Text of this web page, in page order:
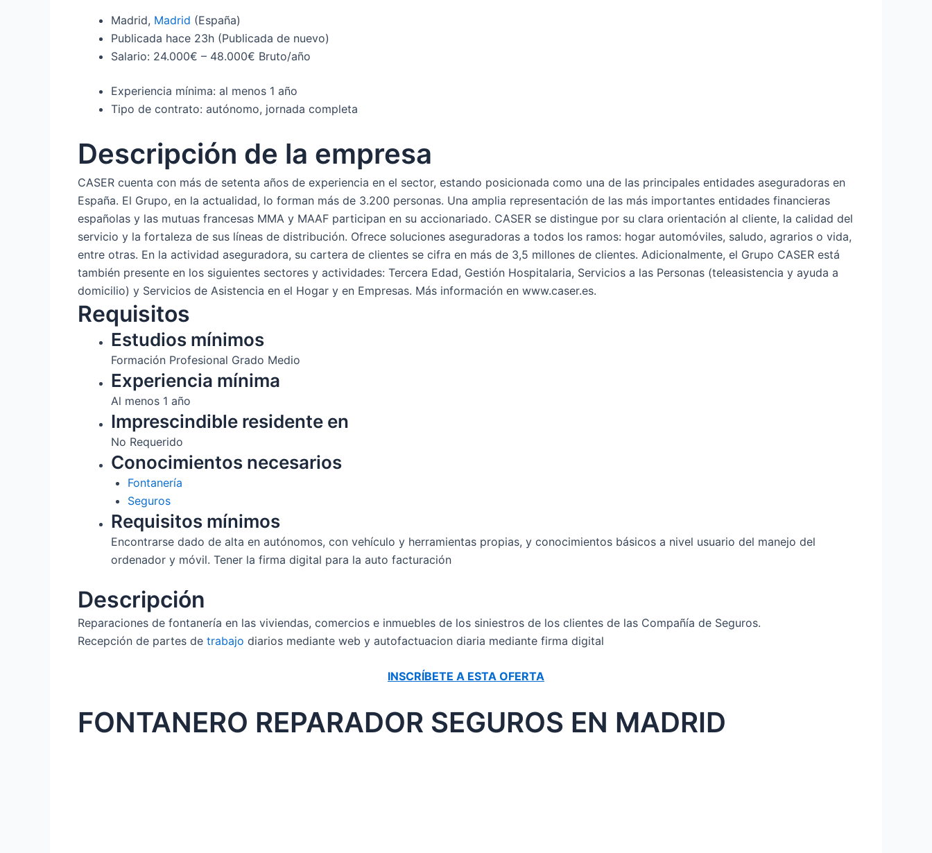
Madrid, Madrid (España)
Publicada hace 23h (Publicada de nuevo)
Salario: 24.000€ – 48.000€ Bruto/año
Experiencia mínima: al menos 1 año
Tipo de contrato: autónomo, jornada completa
Descripción de la empresa
CASER cuenta con más de setenta años de experiencia en el sector, estando posicionada como una de las principales entidades aseguradoras en
España. El Grupo, en la actualidad, lo forman más de 3.200 personas. Una amplia representación de las más importantes entidades financieras
españolas y las mutuas francesas MMA y MAAF participan en su accionariado. CASER se distingue por su clara orientación al cliente, la calidad del
servicio y la fortaleza de sus líneas de distribución. Ofrece soluciones aseguradoras a todos los ramos: hogar automóviles, saludo, agrarios o vida,
entre otras. En la actividad aseguradora, su cartera de clientes se cifra en más de 3,5 millones de clientes. Adicionalmente, el Grupo CASER está
también presente en los siguientes sectores y actividades: Tercera Edad, Gestión Hospitalaria, Servicios a las Personas (teleasistencia y ayuda a
domicilio) y Servicios de Asistencia en el Hogar y en Empresas. Más información en www.caser.es.
Requisitos
Estudios mínimos
Formación Profesional Grado Medio
Experiencia mínima
Al menos 1 año
Imprescindible residente en
No Requerido
Conocimientos necesarios
Fontanería
Seguros
Requisitos mínimos
Encontrarse dado de alta en autónomos, con vehículo y herramientas propias, y conocimientos básicos a nivel usuario del manejo del
ordenador y móvil. Tener la firma digital para la auto facturación
Descripción
Reparaciones de fontanería en las viviendas, comercios e inmuebles de los siniestros de los clientes de las Compañía de Seguros.
Recepción de partes de trabajo diarios mediante web y autofactuacion diaria mediante firma digital
INSCRÍBETE A ESTA OFERTA
FONTANERO REPARADOR SEGUROS EN MADRID